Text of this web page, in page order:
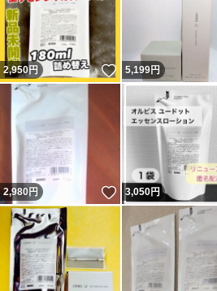
2,950円 いいね！
5,199円
2,980円 いいね！
3,050円